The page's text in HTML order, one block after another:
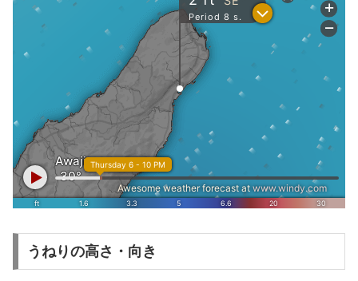
うねりの高さ・向き